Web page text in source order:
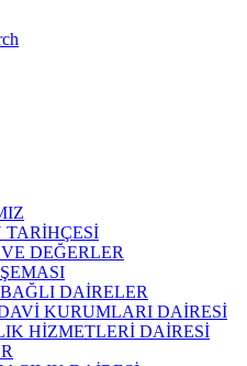
DEĞERLER
DAİRELER
KURUMLARI DAİRESİ
HİZMETLERİ DAİRESİ